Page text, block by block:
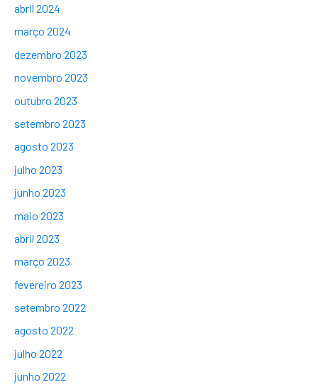
abril 2024
março 2024
dezembro 2023
novembro 2023
outubro 2023
setembro 2023
agosto 2023
julho 2023
junho 2023
maio 2023
abril 2023
março 2023
fevereiro 2023
setembro 2022
agosto 2022
julho 2022
junho 2022